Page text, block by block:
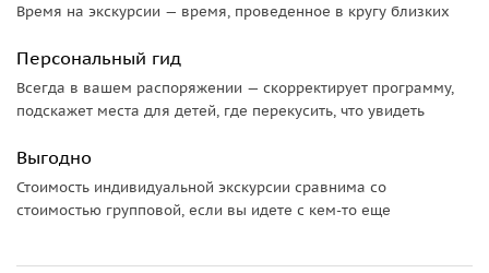
Время на экскурсии — время, проведенное в кругу близких
Персональный гид
Всегда в вашем распоряжении — скорректирует программу,
подскажет места для детей, где перекусить, что увидеть
Выгодно
Стоимость индивидуальной экскурсии сравнима со
стоимостью групповой, если вы идете с кем-то еще